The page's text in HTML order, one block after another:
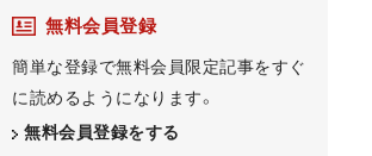
無料会員登録
簡単な登録で無料会員限定記事をすぐ
に読めるようになります。
無料会員登録をする